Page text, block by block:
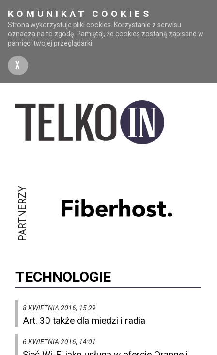
KOMUNIKAT COOKIES
Strona wykorzystuje pliki cookies. Korzystanie z serwisu
oznacza na to zgodę. Pamiętaj, że cookies zostaną zapisane w
pamięci twojej przeglądarki.
X
PARTNERZY
TECHNOLOGIE
8 KWIETNIA 2016, 15:29
Art. 30 także dla miedzi i radia
6 KWIETNIA 2016, 14:01